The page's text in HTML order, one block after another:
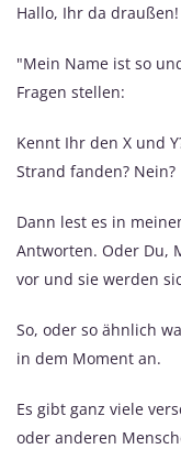
Hallo, Ihr da draußen!
"Mein Name ist so
Fragen stellen:
Kennt Ihr den X und
Strand fanden? Nein?
Dann lest es in
Antworten. Oder Du,
vor und sie werden
So, oder so ähnlich
in dem Moment an.
Es gibt ganz viele
oder anderen